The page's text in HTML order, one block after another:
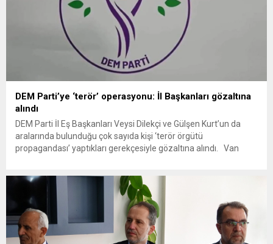
DEM Parti’ye ‘terör’ operasyonu: İl Başkanları gözaltına
alındı
DEM Parti İl Eş Başkanları Veysi Dilekçi ve Gülşen Kurt’un da
aralarında bulunduğu çok sayıda kişi ‘terör örgütü
propagandası’ yaptıkları gerekçesiyle gözaltına alındı. Van
belirlenen adreslere sabah saatlerinde eş zamanlı baskınlar
düzenlendi. Operasyonlar sonucunda, aralarında DEM Parti İl
Eş...